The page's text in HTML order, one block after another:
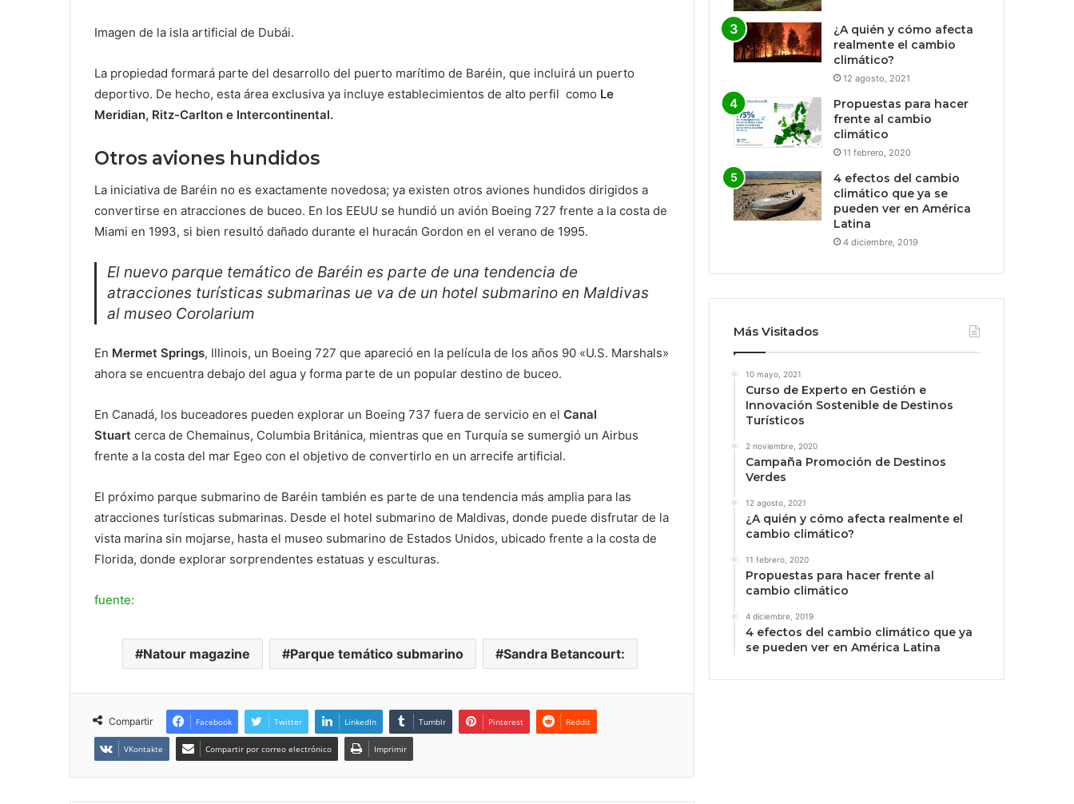
Imagen de la isla artificial de Dubái.
La propiedad formará parte del desarrollo del puerto marítimo de Baréin, que incluirá un puerto
deportivo. De hecho, esta área exclusiva ya incluye establecimientos de alto perfil como Le
Meridian, Ritz-Carlton e Intercontinental.
Otros aviones hundidos
La iniciativa de Baréin no es exactamente novedosa; ya existen otros aviones hundidos dirigidos a
convertirse en atracciones de buceo. En los EEUU se hundió un avión Boeing 727 frente a la costa de
Miami en 1993, si bien resultó dañado durante el huracán Gordon en el verano de 1995.
El nuevo parque temático de Baréin es parte de una tendencia de
atracciones turísticas submarinas ue va de un hotel submarino en Maldivas
al museo Corolarium
En Mermet Springs, Illinois, un Boeing 727 que apareció en la película de los años 90 «U.S. Marshals»
ahora se encuentra debajo del agua y forma parte de un popular destino de buceo.
En Canadá, los buceadores pueden explorar un Boeing 737 fuera de servicio en el Canal
Stuart cerca de Chemainus, Columbia Británica, mientras que en Turquía se sumergió un Airbus
frente a la costa del mar Egeo con el objetivo de convertirlo en un arrecife artificial.
El próximo parque submarino de Baréin también es parte de una tendencia más amplia para las
atracciones turísticas submarinas. Desde el hotel submarino de Maldivas, donde puede disfrutar de la
vista marina sin mojarse, hasta el museo submarino de Estados Unidos, ubicado frente a la costa de
Florida, donde explorar sorprendentes estatuas y esculturas.
fuente:
Natour magazine Parque temático submarino Sandra Betancourt:
Compartir Facebook Twitter LinkedIn Tumblr Pinterest Reddit
VKontakte Compartir por correo electrónico Imprimir
¿A quién y cómo afecta
realmente el cambio
climático?
12 agosto, 2021
Propuestas para hacer
frente al cambio
climático
11 febrero, 2020
4 efectos del cambio
climático que ya se
pueden ver en América
Latina
4 diciembre, 2019
Más Visitados
10 mayo, 2021
Curso de Experto en Gestión e
Innovación Sostenible de Destinos
Turísticos
2 noviembre, 2020
Campaña Promoción de Destinos
Verdes
12 agosto, 2021
¿A quién y cómo afecta realmente el
cambio climático?
11 febrero, 2020
Propuestas para hacer frente al
cambio climático
4 diciembre, 2019
4 efectos del cambio climático que ya
se pueden ver en América Latina